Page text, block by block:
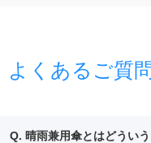
よくあるご質問
Q. 晴雨兼用傘とはどうい